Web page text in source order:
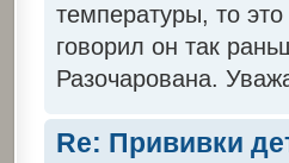
температуры, то
говорил он так
Разочарована.
Re: Прививки